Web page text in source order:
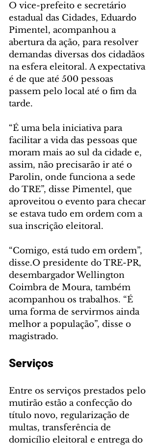
O vice-prefeito e secretário
estadual das Cidades, Eduardo
Pimentel, acompanhou a
abertura da ação, para resolver
demandas diversas dos cidadãos
na esfera eleitoral. A expectativa
é de que até 500 pessoas
passem pelo local até o fim da
tarde.
“É uma bela iniciativa para
facilitar a vida das pessoas que
moram mais ao sul da cidade e,
assim, não precisarão ir até o
Parolin, onde funciona a sede
do TRE”, disse Pimentel, que
aproveitou o evento para checar
se estava tudo em ordem com a
sua inscrição eleitoral.
“Comigo, está tudo em ordem”,
disse.O presidente do TRE-PR,
desembargador Wellington
Coimbra de Moura, também
acompanhou os trabalhos. “É
uma forma de servirmos ainda
melhor a população”, disse o
magistrado.
Serviços
Entre os serviços prestados pelo
mutirão estão a confecção do
título novo, regularização de
multas, transferência de
domicílio eleitoral e entrega do